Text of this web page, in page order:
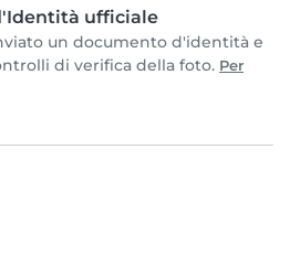
ufficiale
un documento d'identità e
di verifica della foto. Per